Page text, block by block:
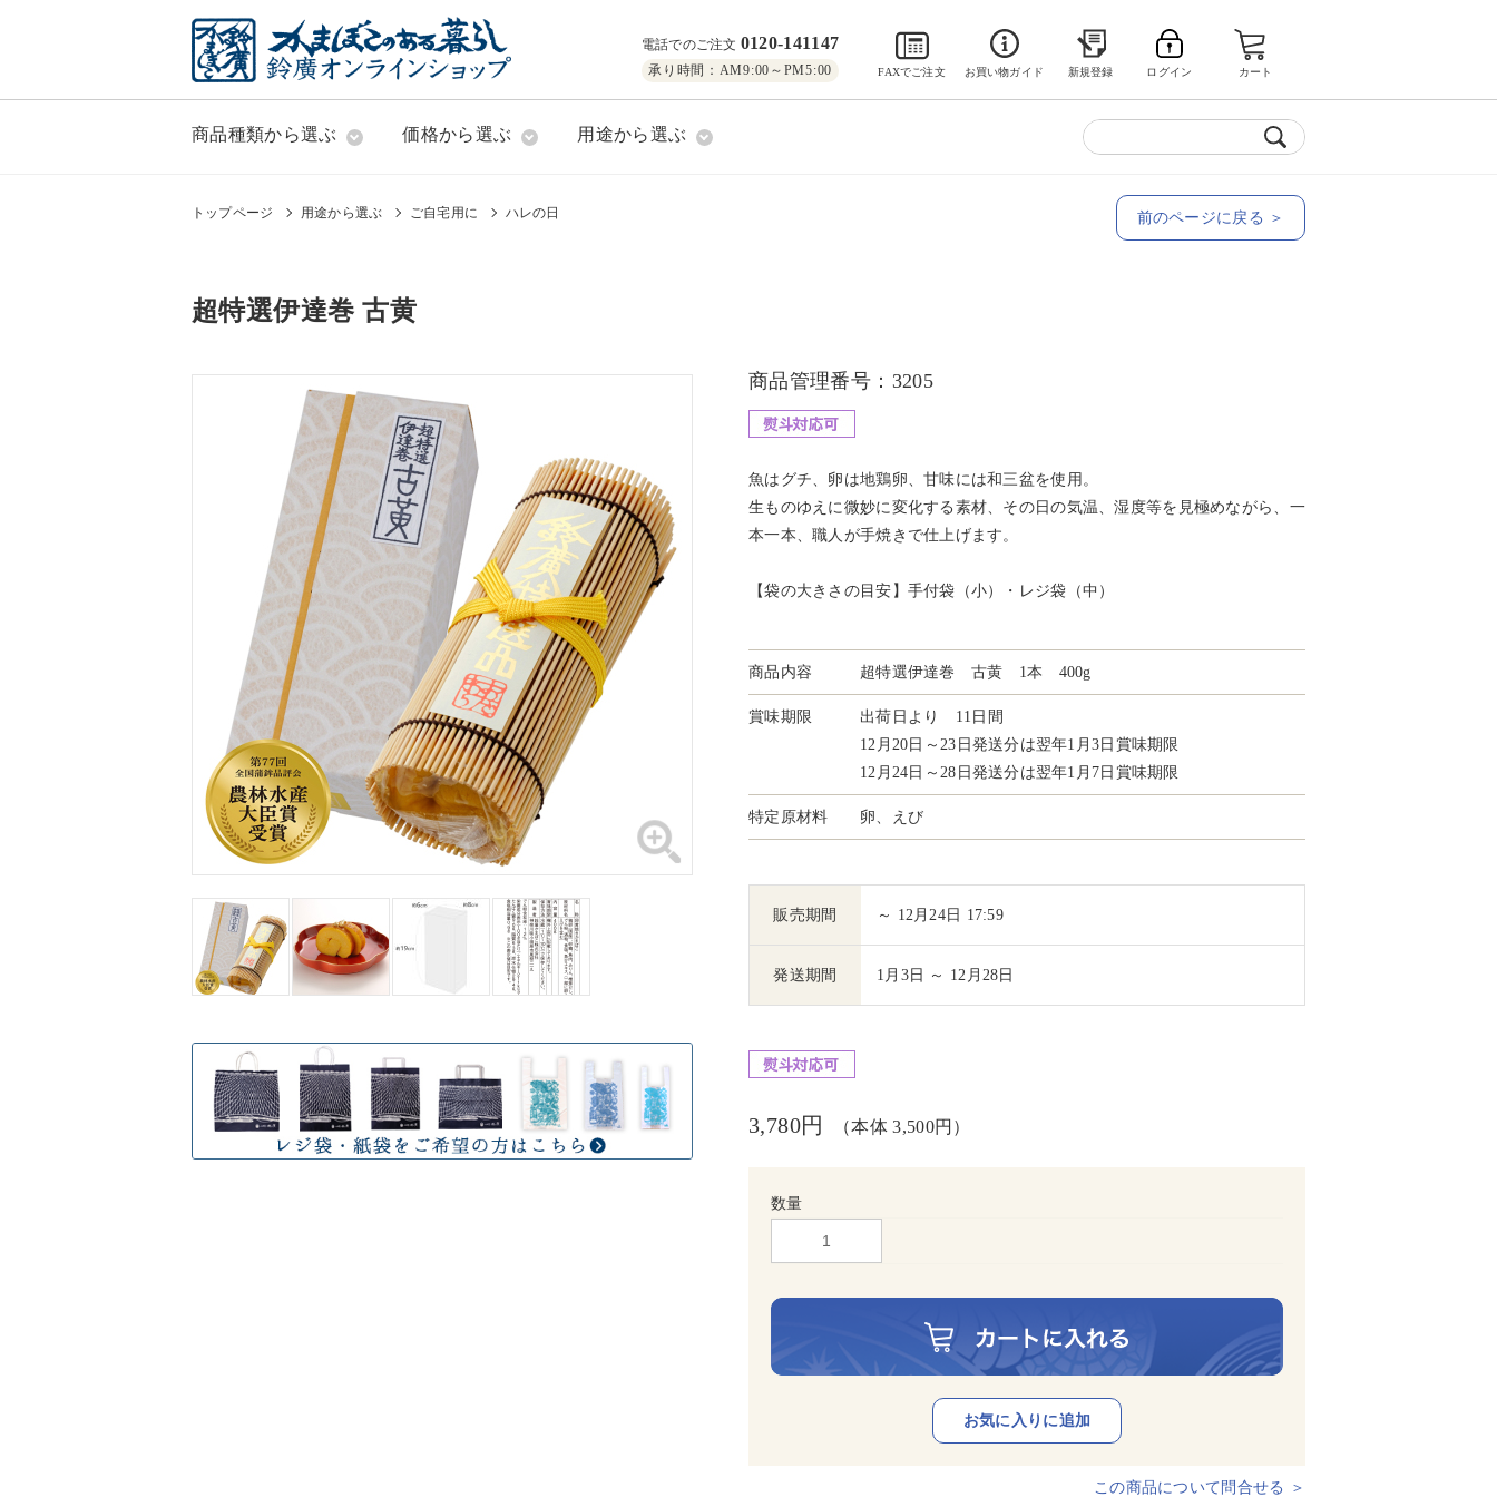
電話でのご注文 0120-141147
承り時間：AM9:00～PM5:00 FAXでご注文 お買い物ガイド 新規登録 ログイン カート
商品種類から選ぶ 価格から選ぶ 用途から選ぶ
トップページ 用途から選ぶ ご自宅用に ハレの日 前のページに戻る ＞
超特選伊達巻 古黄
商品管理番号：3205
魚はグチ、卵は地鶏卵、甘味には和三盆を使用。
生ものゆえに微妙に変化する素材、その日の気温、湿度等を見極めながら、一
本一本、職人が手焼きで仕上げます。
【袋の大きさの目安】手付袋（小）・レジ袋（中）
商品内容 超特選伊達巻 古黄 1本 400g
賞味期限
出荷日より 11日間
12月20日～23日発送分は翌年1月3日賞味期限
12月24日～28日発送分は翌年1月7日賞味期限
特定原材料 卵、えび
販売期間 ～ 12月24日 17:59
発送期間 1月3日 ～ 12月28日
3,780円 （本体 3,500円）
数量
この商品について問合せる ＞